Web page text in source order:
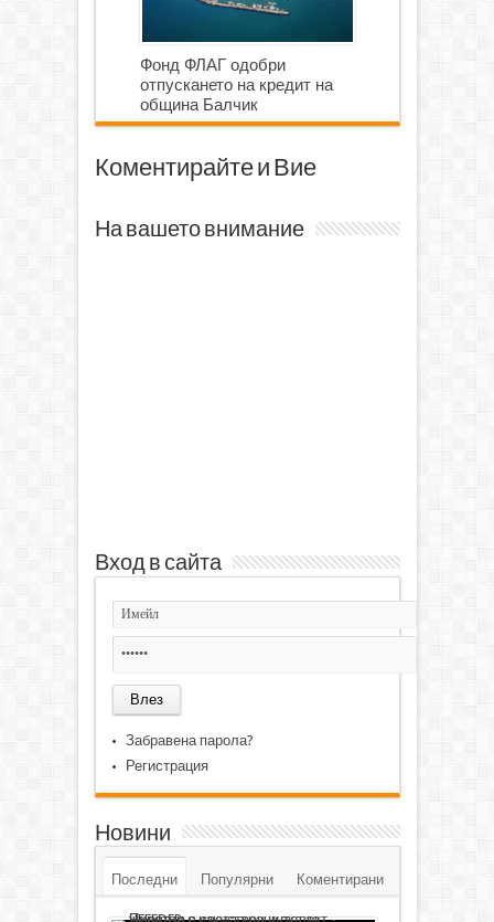
Фонд ФЛАГ одобри
отпускането на кредит на
община Балчик
Коментирайте и Вие
На вашето внимание
Вход в сайта
Забравена парола?
Регистрация
Новини
Последни Популярни Коментирани